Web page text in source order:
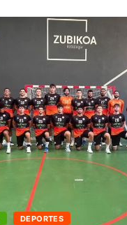
DEPORTES